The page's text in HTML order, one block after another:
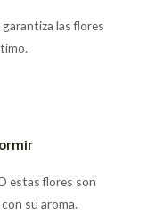
las flores
estas flores son
su aroma.